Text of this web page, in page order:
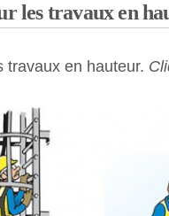
les travaux en
travaux en hauteur.